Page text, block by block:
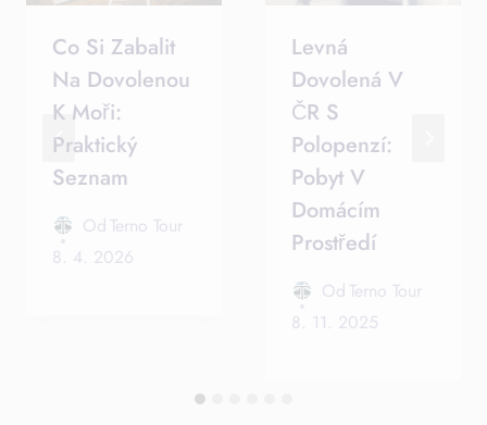
Co Si Zabalit
Na Dovolenou
K Moři:
Praktický
Seznam
Od Terno Tour
8. 4. 2026
Levná
Dovolená V
ČR S
Polopenzí:
Pobyt V
Domácím
Prostředí
Od Terno Tour
8. 11. 2025